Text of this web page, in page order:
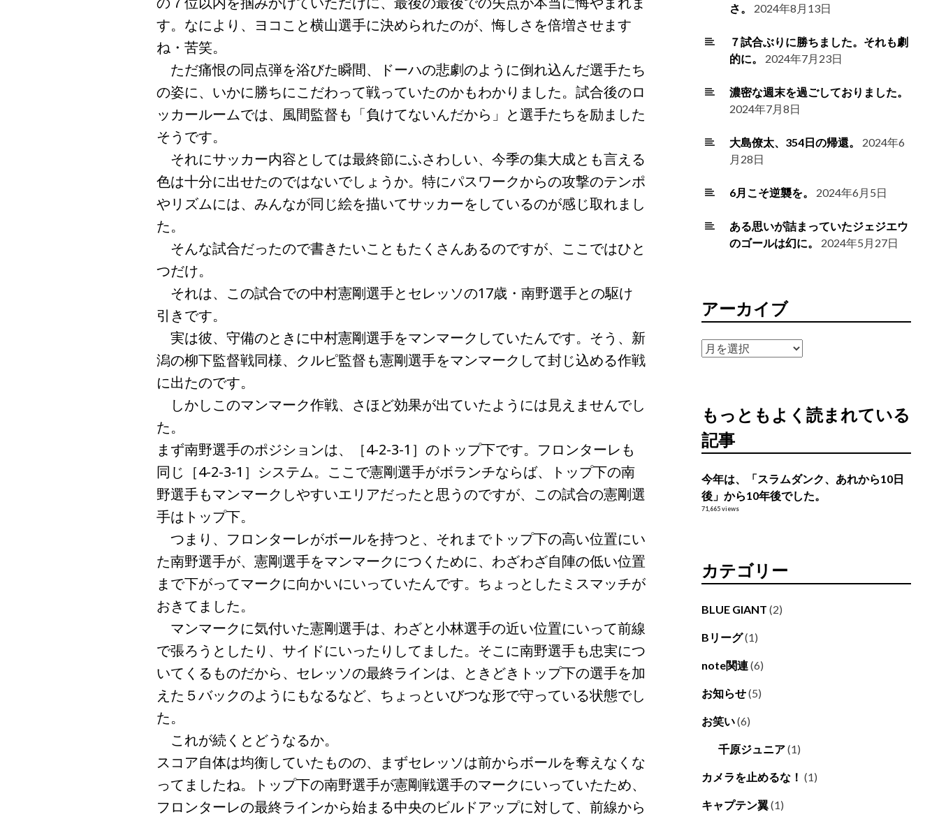
す。なにより、ヨコこと横山選手に決められたのが、悔しさを倍増させます
ね・苦笑。
ただ痛恨の同点弾を浴びた瞬間、ドーハの悲劇のように倒れ込んだ選手たち
の姿に、いかに勝ちにこだわって戦っていたのかもわかりました。試合後のロ
ッカールームでは、風間監督も「負けてないんだから」と選手たちを励ました
そうです。
それにサッカー内容としては最終節にふさわしい、今季の集大成とも言える
色は十分に出せたのではないでしょうか。特にパスワークからの攻撃のテンポ
やリズムには、みんなが同じ絵を描いてサッカーをしているのが感じ取れまし
た。
そんな試合だったので書きたいこともたくさんあるのですが、ここではひと
つだけ。
それは、この試合での中村憲剛選手とセレッソの17歳・南野選手との駆け
引きです。
実は彼、守備のときに中村憲剛選手をマンマークしていたんです。そう、新
潟の柳下監督戦同様、クルピ監督も憲剛選手をマンマークして封じ込める作戦
に出たのです。
しかしこのマンマーク作戦、さほど効果が出ていたようには見えませんでし
た。
まず南野選手のポジションは、［4-2-3-1］のトップ下です。フロンターレも
同じ［4-2-3-1］システム。ここで憲剛選手がボランチならば、トップ下の南
野選手もマンマークしやすいエリアだったと思うのですが、この試合の憲剛選
手はトップ下。
つまり、フロンターレがボールを持つと、それまでトップ下の高い位置にい
た南野選手が、憲剛選手をマンマークにつくために、わざわざ自陣の低い位置
まで下がってマークに向かいにいっていたんです。ちょっとしたミスマッチが
おきてました。
マンマークに気付いた憲剛選手は、わざと小林選手の近い位置にいって前線
で張ろうとしたり、サイドにいったりしてました。そこに南野選手も忠実につ
いてくるものだから、セレッソの最終ラインは、ときどきトップ下の選手を加
えた５バックのようにもなるなど、ちょっといびつな形で守っている状態でし
た。
これが続くとどうなるか。
スコア自体は均衡していたものの、まずセレッソは前からボールを奪えなくな
ってましたね。トップ下の南野選手が憲剛戦選手のマークにいっていたため、
フロンターレの最終ラインから始まる中央のビルドアップに対して、前線から
さ。
2024年8月13日
７試合ぶりに勝ちました。それも劇
的に。
2024年7月23日
濃密な週末を過ごしておりました。
2024年7月8日
大島僚太、354日の帰還。
2024年6
月28日
6月こそ逆襲を。 2024年6月5日
ある思いが詰まっていたジェジエウ
のゴールは幻に。
2024年5月27日
アーカイブ
ア
ブ
もっともよく読まれている
記事
今年は、「スラムダンク、あれから10日
後」から10年後でした。
71,665 views
カテゴリー
BLUE GIANT (2)
Bリーグ(1)
note関連(6)
お知らせ(5)
お笑い(6)
千原ジュニア(1)
カメラを止めるな！ (1)
キャプテン翼(1)